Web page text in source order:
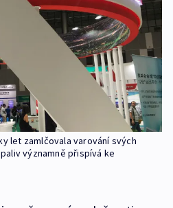
let zamlčovala varování svých
významně přispívá ke